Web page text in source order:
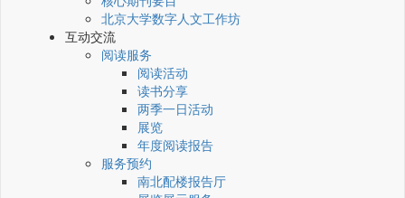
北京大学数字人文工作坊
互动交流
阅读服务
阅读活动
读书分享
两季一日活动
展览
年度阅读报告
服务预约
南北配楼报告厅